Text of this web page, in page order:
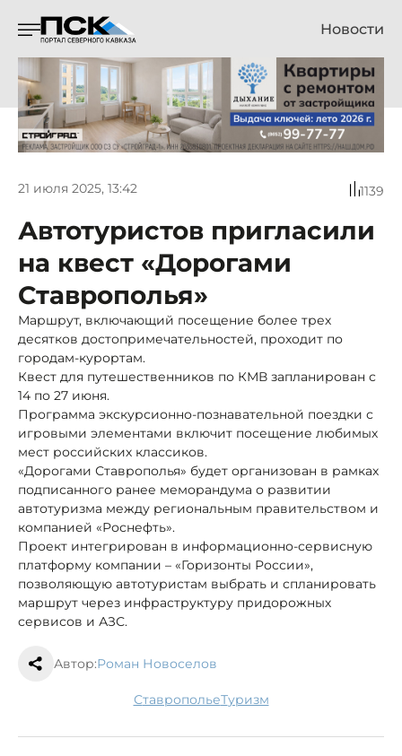
Новости
21 июля 2025, 13:42 1139
Автотуристов пригласили
на квест «Дорогами
Ставрополья»
Маршрут, включающий посещение более трех
десятков достопримечательностей, проходит по
городам-курортам.
Квест для путешественников по КМВ запланирован с
14 по 27 июня.
Программа экскурсионно-познавательной поездки с
игровыми элементами включит посещение любимых
мест российских классиков.
«Дорогами Ставрополья» будет организован в рамках
подписанного ранее меморандума о развитии
автотуризма между региональным правительством и
компанией «Роснефть».
Проект интегрирован в информационно-сервисную
платформу компании – «Горизонты России»,
позволяющую автотуристам выбрать и спланировать
маршрут через инфраструктуру придорожных
сервисов и АЗС.
Автор:Роман Новоселов
Ставрополье туризм